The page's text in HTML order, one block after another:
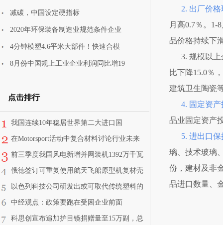
2. 出厂价
月高0.7％。1-
品价格持续下
3. 规模以
比下降15.0％
建筑卫生陶瓷
4. 固定资
品业固定资产
5. 进出口
璃、技术玻璃
份，建材及非
品进口数量、
减碳，中国设定硬指标
2020年环保装备制造业规范条件企业
4分钟模塑4.6平米大部件！快速合模
8月份中国规上工业企业利润同比增19
点击排行
我国连续10年稳居世界第二大进口国
在Motorsport活动中复合材料讨论行业未来
前三季度我国风电新增并网装机1392万千瓦
俄德签订可重复使用航天飞船原型机复材壳
体制造合同
以色列科技公司研发出或可取代传统塑料的
新型环保热塑材料
中经观点：政策要跑在受困企业前面
科思创宣布追加护目镜捐赠量至15万副，总